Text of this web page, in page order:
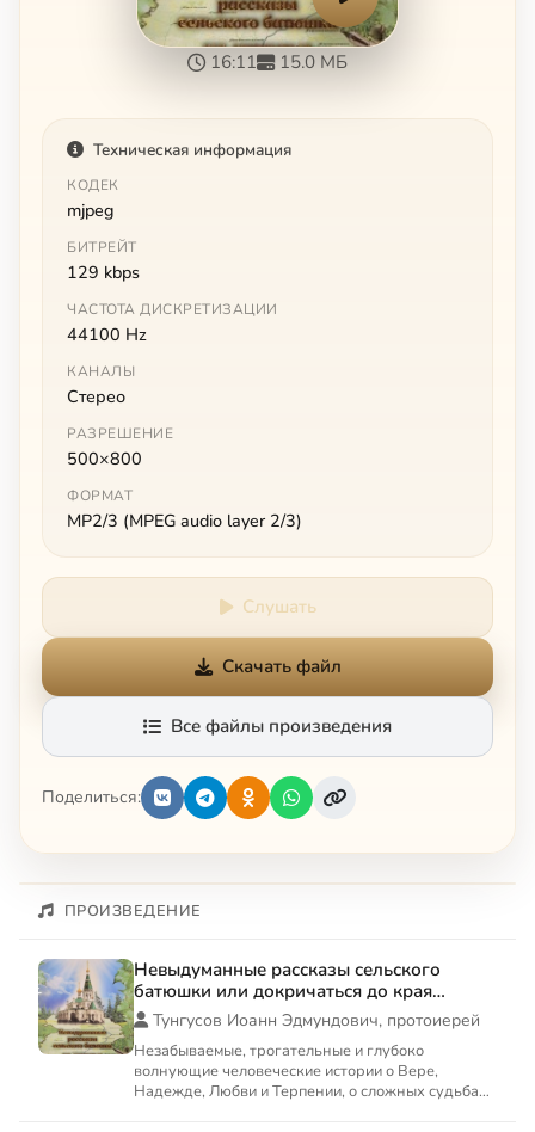
16:11 15.0 МБ
Техническая информация
КОДЕК
mjpeg
БИТРЕЙТ
129 kbps
ЧАСТОТА ДИСКРЕТИЗАЦИИ
44100 Hz
КАНАЛЫ
Стерео
РАЗРЕШЕНИЕ
500×800
ФОРМАТ
MP2/3 (MPEG audio layer 2/3)
Слушать
Скачать файл
Все файлы произведения
Поделиться:
ПРОИЗВЕДЕНИЕ
Невыдуманные рассказы сельского
батюшки или докричаться до края
вечности
Тунгусов Иоанн Эдмундович, протоиерей
Незабываемые, трогательные и глубоко
волнующие человеческие истории о Вере,
Надежде, Любви и Терпении, о сложных судьбах